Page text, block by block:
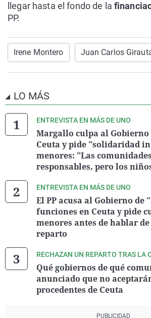
llegar hasta el fondo de la
PP.
Irene Montero Juan Carlos
LO MÁS
ENTREVISTA EN MÁS DE UNO
Margallo culpa al Gobierno
Ceuta y pide "solidaridad
menores: "Las
responsables, pero los
ENTREVISTA EN MÁS DE UNO
El PP acusa al Gobierno de
funciones en Ceuta y pide
menores antes de hablar
reparto
RECHAZAN UN REPARTO TRAS LA
Qué gobiernos de qué
anunciado que no
procedentes de Ceuta